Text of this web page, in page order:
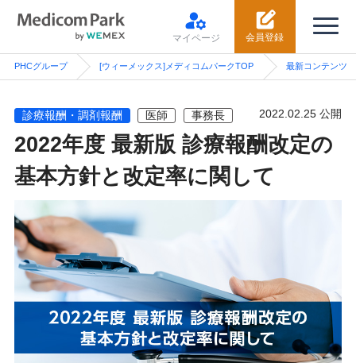
会員登録
マイページ
PHCグループ [ウィーメックス]メディコムパークTOP 最新コンテンツ
診療報酬・調剤報酬 医師 事務長 2022.02.25 公開
2022年度 最新版 診療報酬改定の
基本方針と改定率に関して